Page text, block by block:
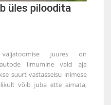
üles piloodita
juures on
ilmumine vaid aja
suurt vastasseisu inimese
võib juba ette aimata,